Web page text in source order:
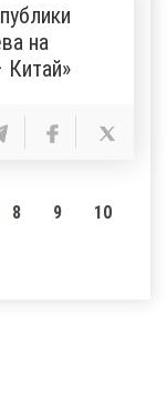
на
Китай»
8 9
10